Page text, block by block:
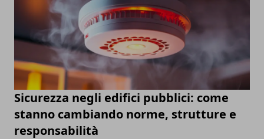
Sicurezza negli edifici pubblici: come
stanno cambiando norme, strutture e
responsabilità